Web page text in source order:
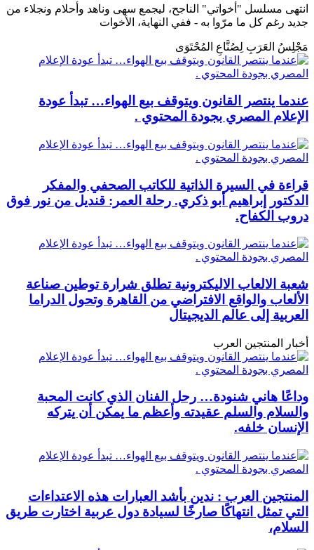
انتهى مسلسل "أخواتي" الناجح، ليجمع سهى وناهد وأحلام ونجلاء من
جديد رغم كل ما مرّوا به - ففي النهاية، الأخوات
مَجْلِسُ العَرَبِ لِصُنَّاعِ المُحْتَوَى
عندما ينتصر القانون ويتوقف بيع الهواء… تبدأ عودة
الإعلام المصري بجودة المحتوي .
قراءة في السيرة الذاتية للكاتب الصحفي والمفكر
الدكتور إبراهيم أبو ذكري. رحلة العمر: قنديل من نور فوق
دروب الكفاح.
شعبة الالعاب الاليكترونية تطلق شرارة توطين صناعة
الألعاب والواقع الافتراضي من القاهرة وتحول الدراما
العربية إلى عالم الديجيتال
أخبار المنتجين العرب
وداعًا هاني شنودة… رحل الفنان الذي كانت المحبة
والسلام والسلم عقيدته وأعظم ما يمكن أن يتركه
الإنسان خلفه.
المنتجين العرب : ندين بأشد العبارات هذه الاعتداءات
التي تمثل انتهاكًا صارخًا لسيادة دول عربية اختارت طريق
السلام،